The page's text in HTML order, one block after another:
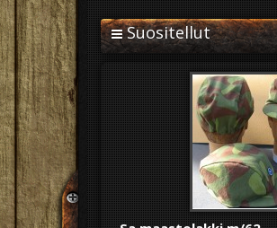
Suositellut